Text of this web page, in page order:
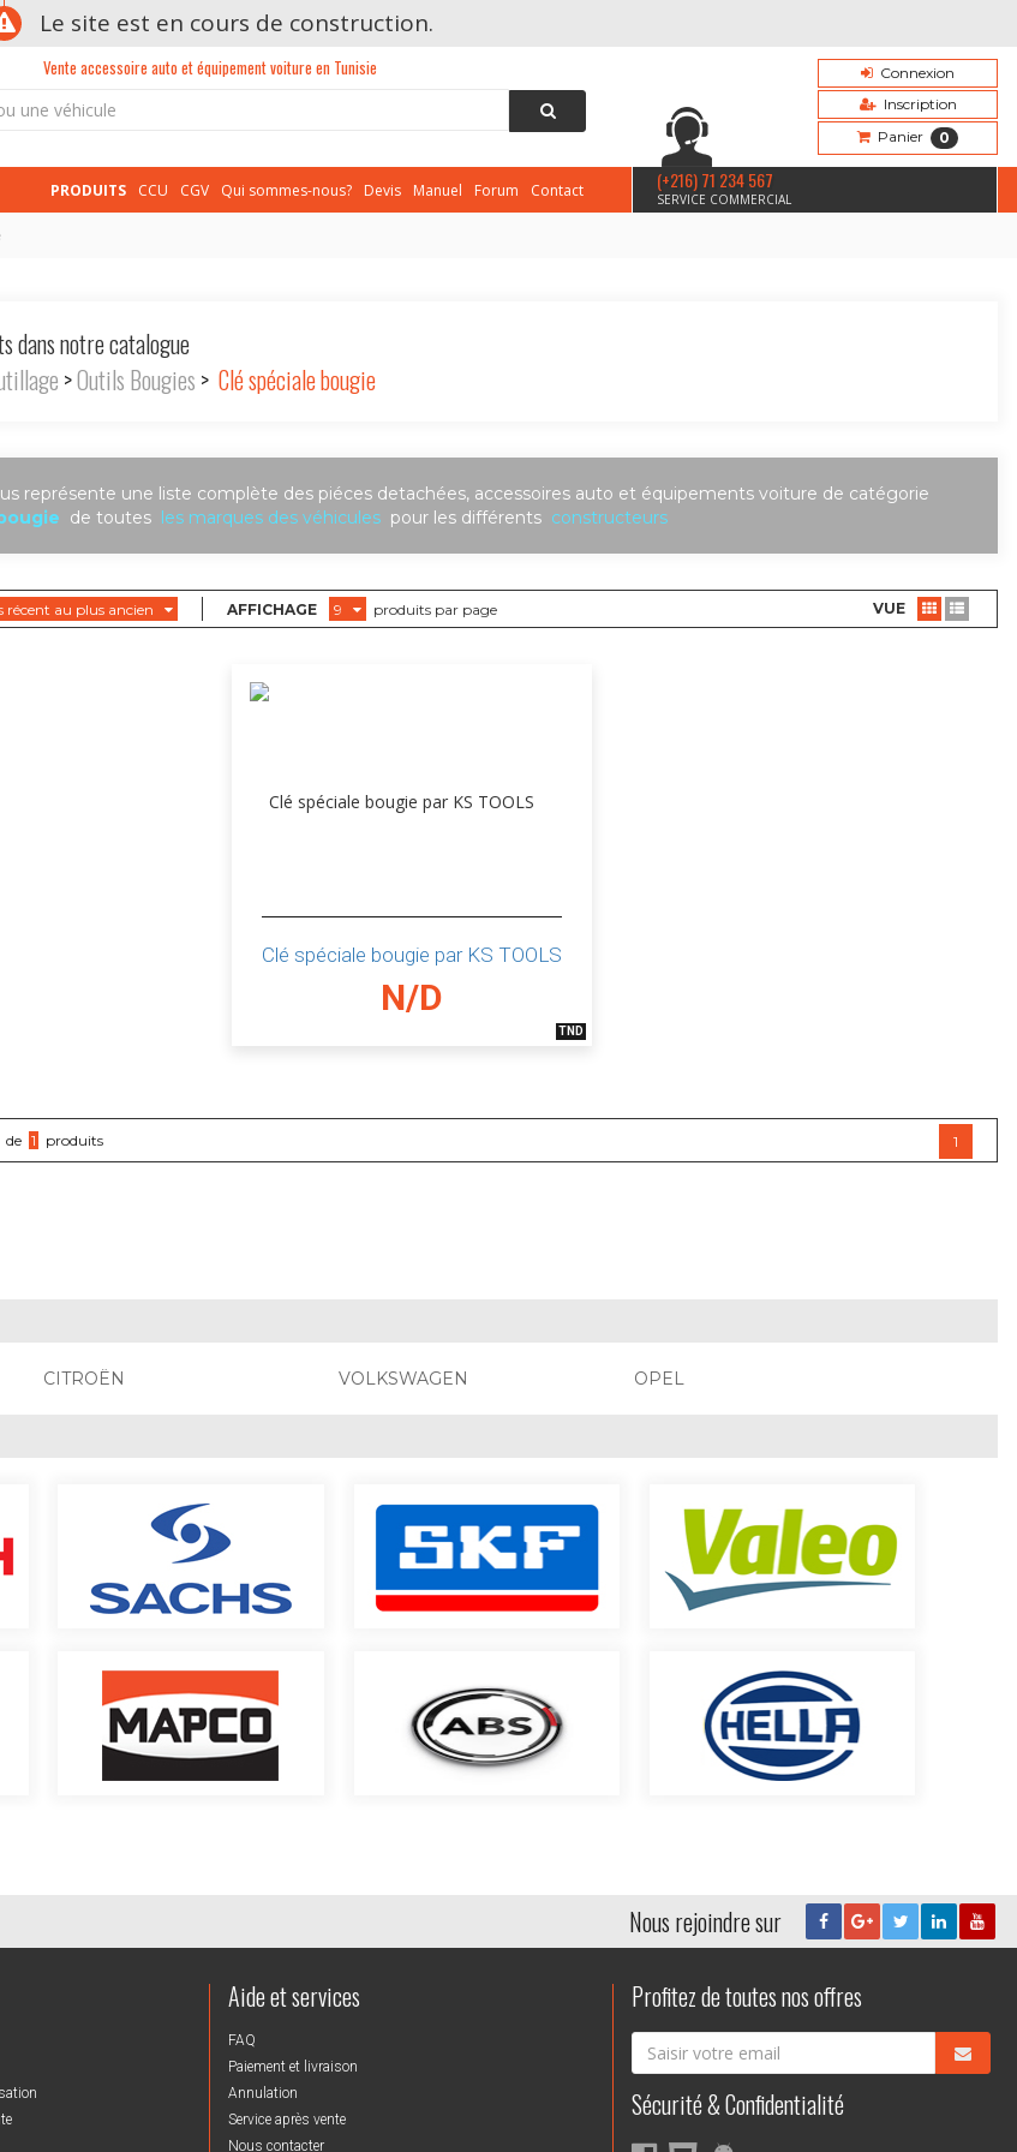
Le site est en cours de construction.
Vente accessoire auto et équipement voiture en Tunisie
Connexion
Inscription
Panier
0
PRODUITS CCU CGV Qui sommes-nous? Devis Manuel Forum Contact (+216) 71 234 567
SERVICE COMMERCIAL
dans notre catalogue
>Outils Bougies >Clé spéciale bougie
représente une liste complète des piéces detachées, accessoires auto et équipements voiture de catégorie
de toutes les marques des véhiculespour les différents constructeurs
au plus ancien AFFICHAGE 9 produits par page VUE
Clé spéciale bougie par KS TOOLS
N/D
TND
de 1 produits 1
CITROËN VOLKSWAGEN OPEL
Nous rejoindre sur
Aide et services
FAQ
Paiement et livraison
Annulation
Service après vente
Nous contacter
Profitez de toutes nos offres
Sécurité & Confidentialité